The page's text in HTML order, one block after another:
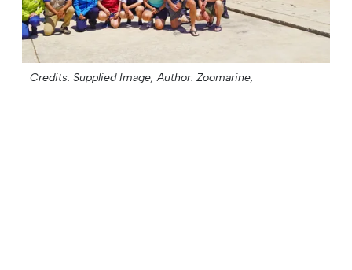
Credits: Supplied Image; Author: Zoomarine;